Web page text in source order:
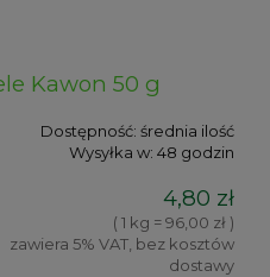
Kawon 50 g
Dostępność: średnia ilość
Wysyłka w: 48 godzin
4,80 zł
( 1 kg = 96,00 zł )
zawiera 5% VAT, bez kosztów
dostawy